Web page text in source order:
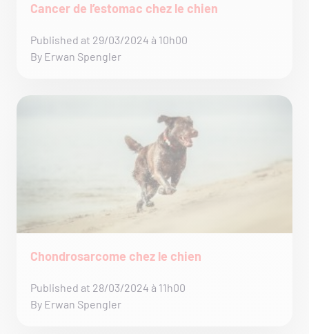
Cancer de l’estomac chez le chien
Published at 29/03/2024 à 10h00
By Erwan Spengler
Chondrosarcome chez le chien
Published at 28/03/2024 à 11h00
By Erwan Spengler